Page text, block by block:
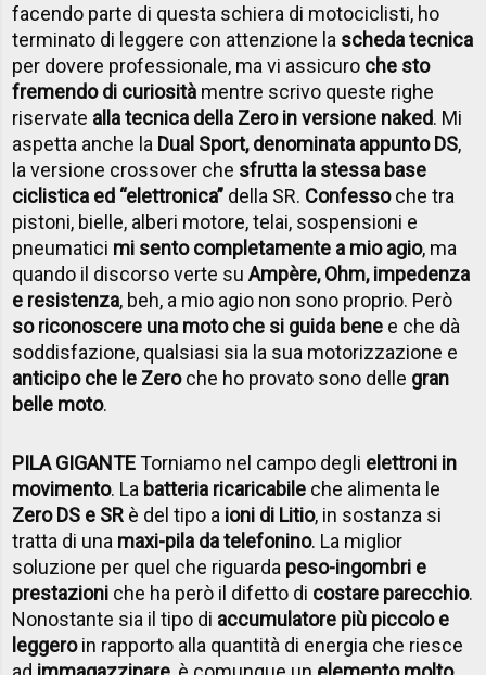
facendo parte di questa schiera di motociclisti, ho
terminato di leggere con attenzione la scheda tecnica
per dovere professionale, ma vi assicuro che sto
fremendo di curiosità mentre scrivo queste righe
riservate alla tecnica della Zero in versione naked. Mi
aspetta anche la Dual Sport, denominata appunto DS,
la versione crossover che sfrutta la stessa base
ciclistica ed “elettronica” della SR. Confessoche tra
pistoni, bielle, alberi motore, telai, sospensioni e
pneumatici mi sento completamente a mio agio, ma
quando il discorso verte suAmpère, Ohm, impedenza
e resistenza, beh, a mio agio non sono proprio. Però
so riconoscere una moto che si guida bene e che dà
soddisfazione, qualsiasi sia la sua motorizzazione e
anticipo che le Zeroche ho provato sono delle gran
belle moto.
PILA GIGANTETorniamo nel campo degli elettroni in
movimento. La batteria ricaricabile che alimenta le
Zero DS e SR è del tipo a ioni di Litio, in sostanza si
tratta di una maxi-pila da telefonino. La miglior
soluzione per quel che riguarda peso-ingombri e
prestazioni che ha però il difetto di costare parecchio.
Nonostante sia il tipo di accumulatore più piccolo e
leggeroin rapporto alla quantità di energia che riesce